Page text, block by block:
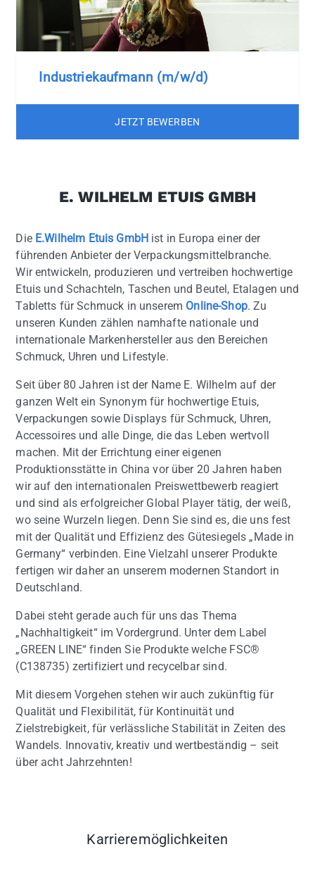
Industriekaufmann (m/w/d)
JETZT BEWERBEN
E. WILHELM ETUIS GMBH
Die E.Wilhelm Etuis GmbH ist in Europa einer der
führenden Anbieter der Verpackungsmittelbranche.
Wir entwickeln, produzieren und vertreiben hochwertige
Etuis und Schachteln, Taschen und Beutel, Etalagen und
Tabletts für Schmuck in unserem Online-Shop. Zu
unseren Kunden zählen namhafte nationale und
internationale Markenhersteller aus den Bereichen
Schmuck, Uhren und Lifestyle.
Seit über 80 Jahren ist der Name E. Wilhelm auf der
ganzen Welt ein Synonym für hochwertige Etuis,
Verpackungen sowie Displays für Schmuck, Uhren,
Accessoires und alle Dinge, die das Leben wertvoll
machen. Mit der Errichtung einer eigenen
Produktionsstätte in China vor über 20 Jahren haben
wir auf den internationalen Preiswettbewerb reagiert
und sind als erfolgreicher Global Player tätig, der weiß,
wo seine Wurzeln liegen. Denn Sie sind es, die uns fest
mit der Qualität und Effizienz des Gütesiegels „Made in
Germany“ verbinden. Eine Vielzahl unserer Produkte
fertigen wir daher an unserem modernen Standort in
Deutschland.
Dabei steht gerade auch für uns das Thema
„Nachhaltigkeit“ im Vordergrund. Unter dem Label
„GREEN LINE“ finden Sie Produkte welche FSC®
(C138735) zertifiziert und recycelbar sind.
Mit diesem Vorgehen stehen wir auch zukünftig für
Qualität und Flexibilität, für Kontinuität und
Zielstrebigkeit, für verlässliche Stabilität in Zeiten des
Wandels. Innovativ, kreativ und wertbeständig – seit
über acht Jahrzehnten!
Karrieremöglichkeiten